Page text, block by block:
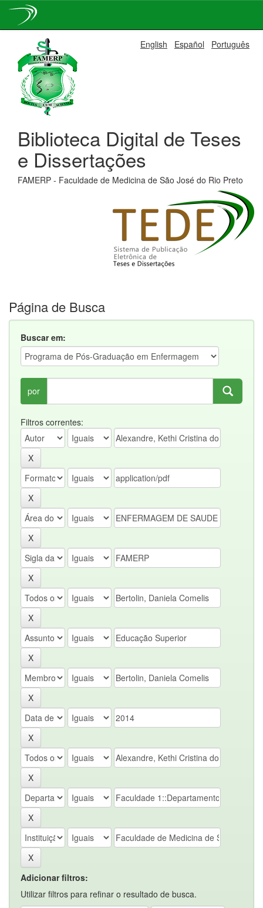
navigation
English Español Português
Biblioteca Digital de Teses
e Dissertações
FAMERP - Faculdade de Medicina de São José do Rio Preto
Página de Busca
Buscar em:
por
Filtros correntes:
Adicionar filtros:
Utilizar filtros para refinar o resultado de busca.